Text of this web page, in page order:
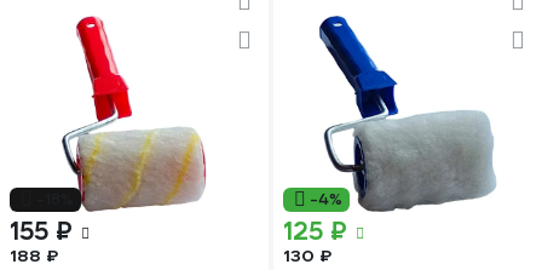
155 ₽
188 ₽
-4%
125 ₽
130 ₽